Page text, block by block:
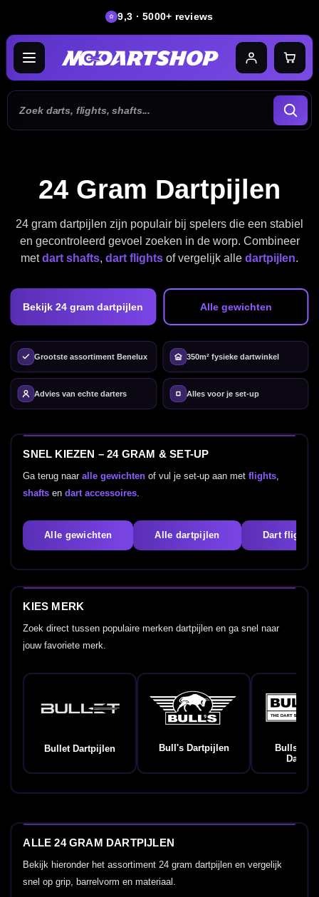
9,3 · 5000+ reviews
24 Gram Dartpijlen
24 gram dartpijlen zijn populair bij spelers die een stabiel
en gecontroleerd gevoel zoeken in de worp. Combineer
metdart shafts, dart flights of vergelijk alle dartpijlen.
Bekijk 24 gram dartpijlen Alle gewichten
Grootste assortiment Benelux 350m² fysieke dartwinkel
Advies van echte darters Alles voor je set-up
SNEL KIEZEN – 24 GRAM & SET-UP
Ga terug naaralle gewichten of vul je set-up aan metflights,
shafts endart accessoires.
Alle gewichten Alle dartpijlen Dart flights
KIES MERK
Zoek direct tussen populaire merken dartpijlen en ga snel naar
jouw favoriete merk.
Bullet Dartpijlen Bull's Dartpijlen
Bulls
ALLE 24 GRAM DARTPIJLEN
Bekijk hieronder het assortiment 24 gram dartpijlen en vergelijk
snel op grip, barrelvorm en materiaal.